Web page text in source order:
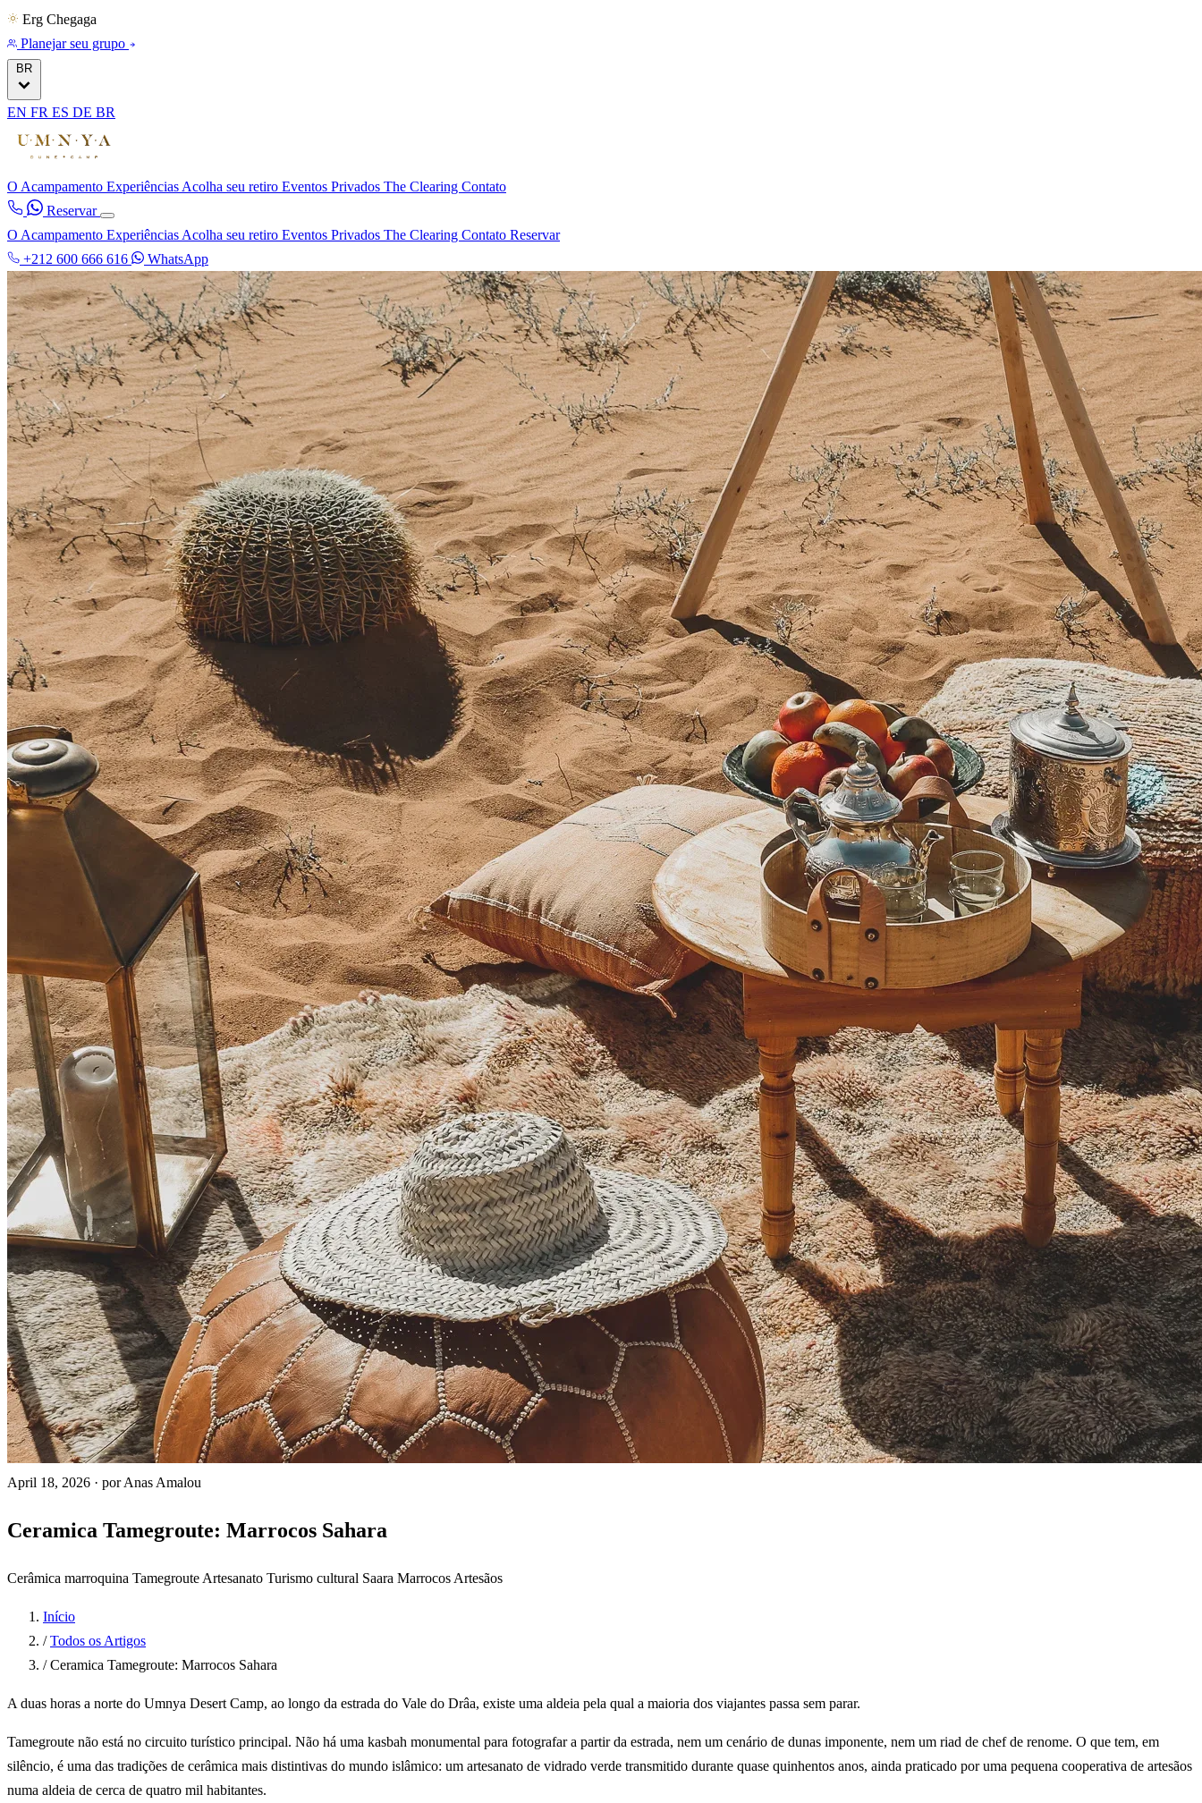
Erg Chegaga
Planejar seu grupo
BR
EN FR ES DE BR
O Acampamento Experiências Acolha seu retiro Eventos Privados The Clearing Contato
Reservar
O Acampamento Experiências Acolha seu retiro Eventos Privados The Clearing Contato Reservar
+212 600 666 616
WhatsApp
April 18, 2026 · por Anas Amalou
Ceramica Tamegroute: Marrocos Sahara
Cerâmica marroquina Tamegroute Artesanato Turismo cultural Saara Marrocos Artesãos
Início
/ Todos os Artigos
/ Ceramica Tamegroute: Marrocos Sahara
A duas horas a norte do Umnya Desert Camp, ao longo da estrada do Vale do Drâa, existe uma aldeia pela qual a maioria dos viajantes passa sem parar.
Tamegroute não está no circuito turístico principal. Não há uma kasbah monumental para fotografar a partir da estrada, nem um cenário de dunas imponente, nem um riad de chef de renome. O que tem, em
silêncio, é uma das tradições de cerâmica mais distintivas do mundo islâmico: um artesanato de vidrado verde transmitido durante quase quinhentos anos, ainda praticado por uma pequena cooperativa de artesãos
numa aldeia de cerca de quatro mil habitantes.